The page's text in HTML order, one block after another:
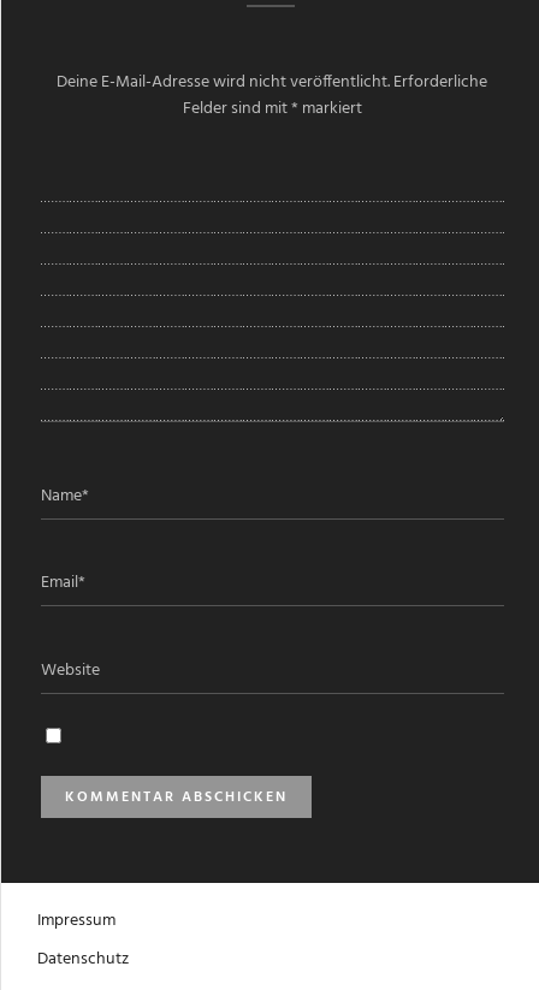
Deine E-Mail-Adresse wird nicht veröffentlicht.Erforderliche
Felder sind mit* markiert
Impressum
Datenschutz